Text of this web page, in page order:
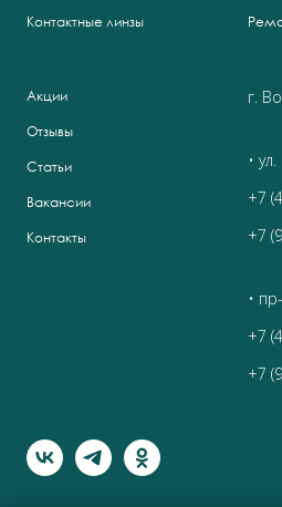
Контактные линзы
Акции
Отзывы
Статьи
Вакансии
Контакты
г.
•
+7
+7
•
+7
+7